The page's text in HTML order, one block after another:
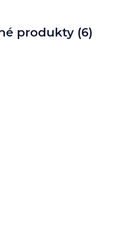
produkty (6)